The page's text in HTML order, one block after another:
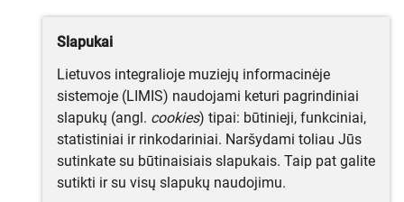
Slapukai
Lietuvos integralioje muziejų informacinėje
sistemoje (LIMIS) naudojami keturi pagrindiniai
slapukų (angl. cookies) tipai: būtinieji, funkciniai,
statistiniai ir rinkodariniai. Naršydami toliau Jūs
sutinkate su būtinaisiais slapukais. Taip pat galite
sutikti ir su visų slapukų naudojimu.